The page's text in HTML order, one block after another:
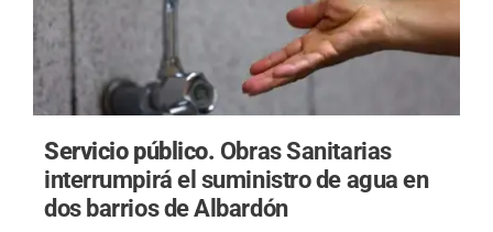
Servicio público. Obras Sanitarias
interrumpirá el suministro de agua en
dos barrios de Albardón